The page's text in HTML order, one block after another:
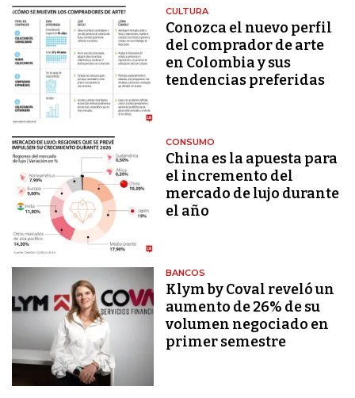
CULTURA
Conozca el nuevo perfil
del comprador de arte
en Colombia y sus
tendencias preferidas
CONSUMO
China es la apuesta para
el incremento del
mercado de lujo durante
el año
BANCOS
Klym by Coval reveló un
aumento de 26% de su
volumen negociado en
primer semestre